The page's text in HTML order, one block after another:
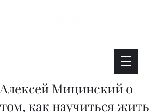
Алексей Мицинский о
том, как научиться жить